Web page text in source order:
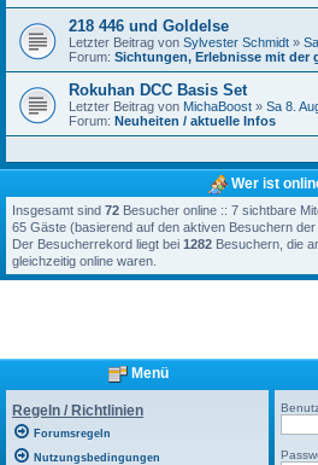
218 446 und Goldelse
Letzter Beitrag von Sylvester Schmidt »
Forum: Sichtungen, Erlebnisse mit der
Rokuhan DCC Basis Set
Letzter Beitrag von MichaBoost » Sa 8.
Forum: Neuheiten / aktuelle Infos
Wer ist
Insgesamt sind 72 Besucher online :: 7 sichtbare
65 Gäste (basierend auf den aktiven Besuchern der
Der Besucherrekord liegt bei 1282 Besuchern, die
gleichzeitig online waren.
Menü
Regeln / Richtlinien
Forumsregeln
Nutzungsbedingungen